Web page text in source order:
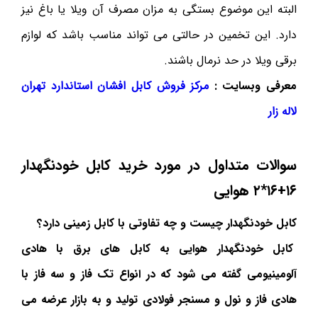
البته این موضوع بستگی به مزان مصرف آن ویلا یا باغ نیز
دارد. این تخمین در حالتی می تواند مناسب باشد که لوازم
برقی ویلا در حد نرمال باشند.
معرفی وبسایت : مرکز فروش کابل افشان استاندارد تهران
لاله زار
سوالات متداول در مورد خرید کابل خودنگهدار
۱۶+۱۶*۲ هوایی
کابل خودنگهدار چیست و چه تفاوتی با کابل زمینی دارد؟
کابل خودنگهدار هوایی به کابل های برق با هادی
آلومینیومی گفته می شود که در انواع تک فاز و سه فاز با
هادی فاز و نول و مسنجر فولادی تولید و به بازار عرضه می